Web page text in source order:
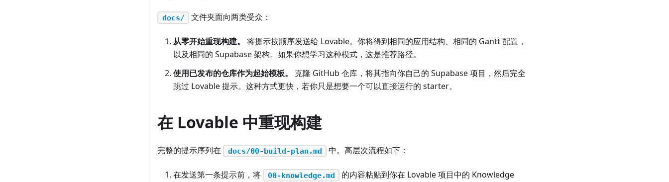
docs/ 文件夹面向两类受众：
从零开始重现构建。
将提示按顺序发送给 Lovable。你将得到相同的应用结构、相同的 Gantt 配置，
以及相同的 Supabase 架构。如果你想学习这种模式，这是推荐路径。
使用已发布的仓库作为起始模板。
克隆 GitHub 仓库，将其指向你自己的 Supabase 项目，然后完全
跳过 Lovable 提示。这种方式更快，若你只是想要一个可以直接运行的 starter。
在 Lovable 中重现构建
完整的提示序列在 docs/00-build-plan.md 中。高层次流程如下：
在发送第一条提示前，将 00-knowledge.md
的内容粘贴到你在 Lovable 项目中的 Knowledge